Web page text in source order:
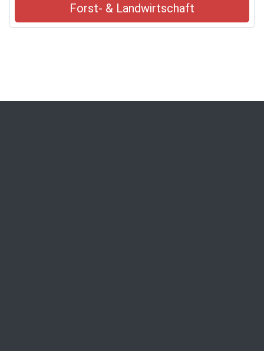
Forst- & Landwirtschaft